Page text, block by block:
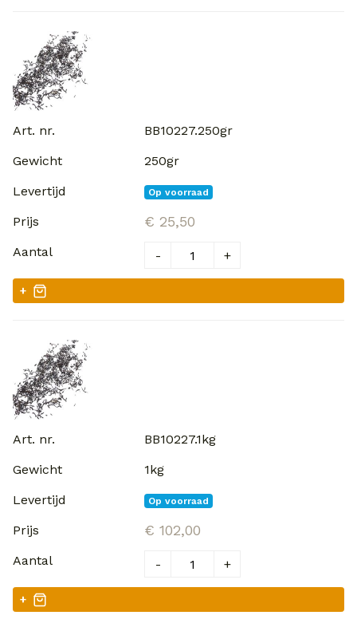
BB10227.250gr
250gr
Op voorraad
€ 25,50
- +
+
BB10227.1kg
1kg
Op voorraad
€ 102,00
- +
+